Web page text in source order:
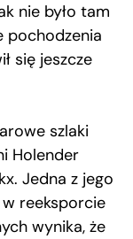
nie było tam
pochodzenia
się jeszcze
szlaki
Holender
Jedna z jego
reeksporcie
wynika, że